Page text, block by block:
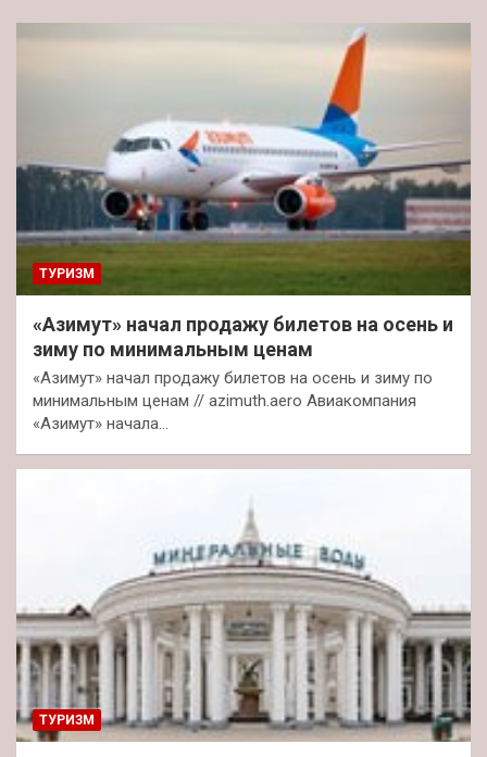
ТУРИЗМ
«Азимут» начал продажу билетов на осень и
зиму по минимальным ценам
«Азимут» начал продажу билетов на осень и зиму по
минимальным ценам // azimuth.aero Авиакомпания
«Азимут» начала…
ТУРИЗМ